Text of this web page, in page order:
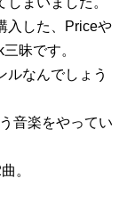
入した、Priceや
昧です。
ルなんでしょう
音楽をやってい
。